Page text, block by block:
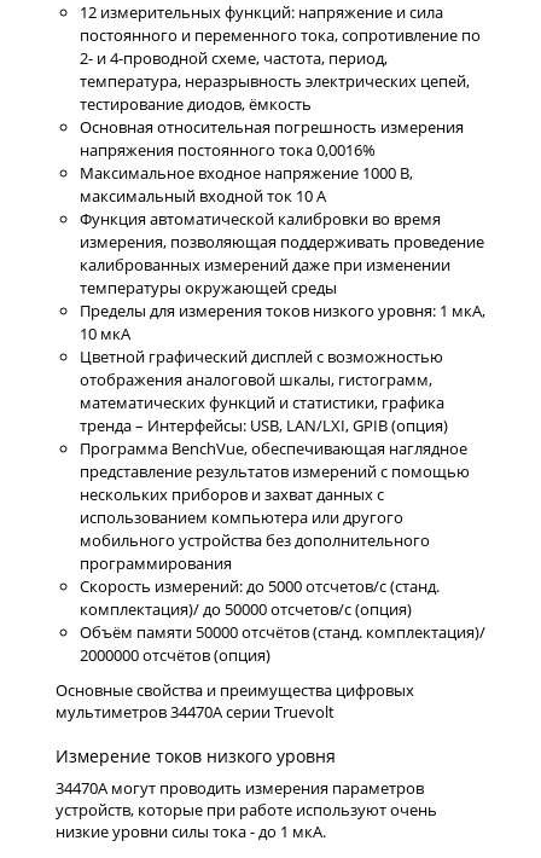
12 измерительных функций: напряжение и сила
постоянного и переменного тока, сопротивление по
2- и 4-проводной схеме, частота, период,
температура, неразрывность электрических цепей,
тестирование диодов, ёмкость
Основная относительная погрешность измерения
напряжения постоянного тока 0,0016%
Максимальное входное напряжение 1000 В,
максимальный входной ток 10 A
Функция автоматической калибровки во время
измерения, позволяющая поддерживать проведение
калиброванных измерений даже при изменении
температуры окружающей среды
Пределы для измерения токов низкого уровня: 1 мкА,
10 мкА
Цветной графический дисплей с возможностью
отображения аналоговой шкалы, гистограмм,
математических функций и статистики, графика
тренда – Интерфейсы: USB, LAN/LXI, GPIB (опция)
Программа BenchVue, обеспечивающая наглядное
представление результатов измерений с помощью
нескольких приборов и захват данных с
использованием компьютера или другого
мобильного устройства без дополнительного
программирования
Скорость измерений: до 5000 отсчетов/с (станд.
комплектация)/ до 50000 отсчетов/с (опция)
Объём памяти 50000 отсчётов (станд. комплектация)/
2000000 отсчётов (опция)
Основные свойства и преимущества цифровых
мультиметров 34470A серии Truevolt
Измерение токов низкого уровня
34470A могут проводить измерения параметров
устройств, которые при работе используют очень
низкие уровни силы тока - до 1 мкА.